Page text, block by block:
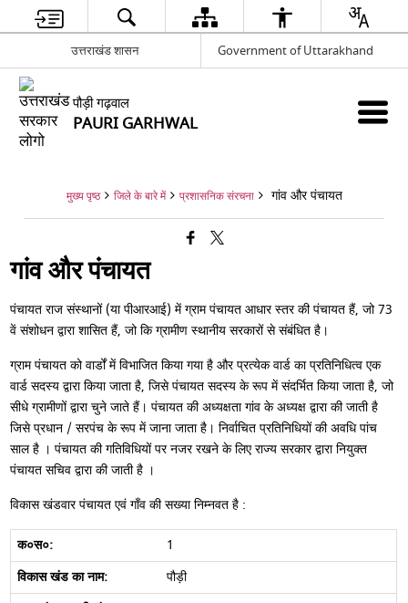
उत्तराखंड शासन Government of Uttarakhand
पौड़ी गढ़वाल
PAURI GARHWAL
मुख्य पृष्ठ जिले के बारे में प्रशासनिक संरचना गांव और पंचायत
गांव और पंचायत
पंचायत राज संस्थानों (या पीआरआई) में ग्राम पंचायत आधार स्तर की पंचायत हैं, जो 73
वें संशोधन द्वारा शासित हैं, जो कि ग्रामीण स्थानीय सरकारों से संबंधित है।
ग्राम पंचायत को वार्डों में विभाजित किया गया है और प्रत्येक वार्ड का प्रतिनिधित्व एक
वार्ड सदस्य द्वारा किया जाता है, जिसे पंचायत सदस्य के रूप में संदर्भित किया जाता है, जो
सीधे ग्रामीणों द्वारा चुने जाते हैं। पंचायत की अध्यक्षता गांव के अध्यक्ष द्वारा की जाती है
जिसे प्रधान / सरपंच के रूप में जाना जाता है। निर्वाचित प्रतिनिधियों की अवधि पांच
साल है । पंचायत की गतिविधियों पर नजर रखने के लिए राज्य सरकार द्वारा नियुक्त
पंचायत सचिव द्वारा की जाती है ।
विकास खंडवार पंचायत एवं गाँव की सख्या निम्नवत है :
1
पौड़ी